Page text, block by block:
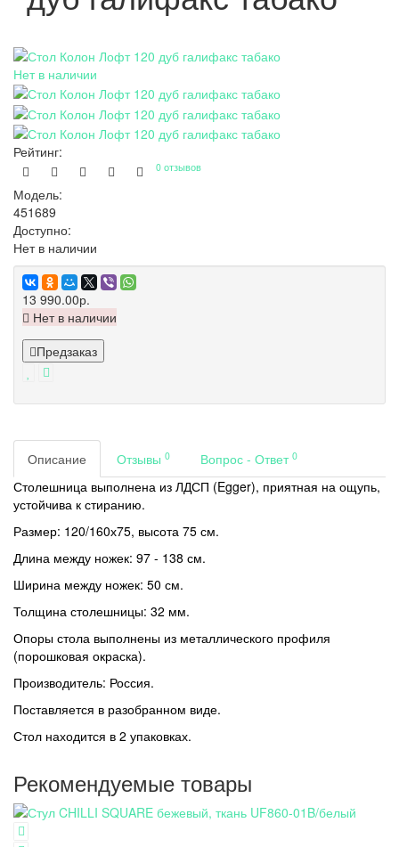
Нет в наличии
Рейтинг:
0 отзывов
Модель:
451689
Доступно:
Нет в наличии
13 990.00р.
Нет в наличии
Предзаказ
Описание Отзывы 0 Вопрос - Ответ 0
Столешница выполнена из ЛДСП (Egger), приятная на ощупь,
устойчива к стиранию.
Размер: 120/160х75, высота 75 см.
Длина между ножек: 97 - 138 см.
Ширина между ножек: 50 см.
Толщина столешницы: 32 мм.
Опоры стола выполнены из металлического профиля
(порошковая окраска).
Производитель: Россия.
Поставляется в разобранном виде.
Стол находится в 2 упаковках.
Рекомендуемые товары